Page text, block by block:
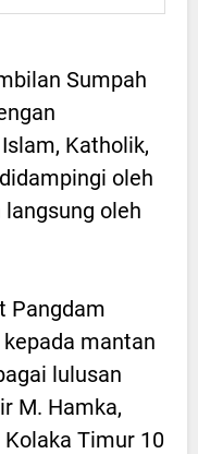
Sumpah
Katholik,
oleh
oleh
Pangdam
mantan
lulusan
M. Hamka,
Timur 10